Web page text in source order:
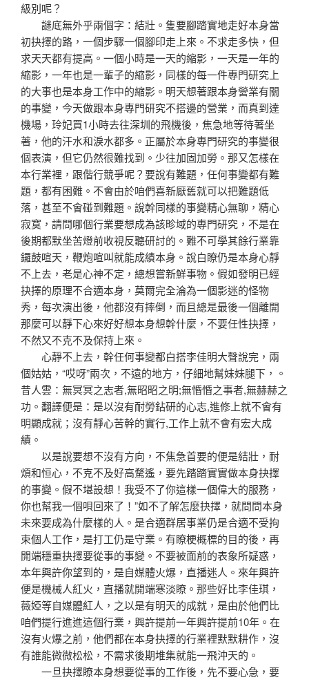
級別呢？
謎底無外乎兩個字：結壯。隻要腳踏實地走好本身當
初抉擇的路，一個步驟一個腳印走上來。不求走多快，但
求天天都有提高。一個小時是一天的縮影，一天是一年的
縮影，一年也是一輩子的縮影，同樣的每一件專門研究上
的大事也是本身工作中的縮影。明天想著跟本身營業有關
的事變，今天做跟本身專門研究不搭邊的營業，而真到達
機場，玲妃買1小時去往深圳的飛機後，焦急地等待著坐
著，他的汗水和淚水都多。正屬於本身專門研究的事變很
個表演，但它仍然很難找到。少往加固加勞。那又怎樣在
本行業裡，跟偕行競爭呢？要說有難題，任何事變都有難
題，都有困難。不會由於咱們喜新厭舊就可以把難題低
落，甚至不會碰到難題。說幹同樣的事變精心無聊，精心
寂寞，請問哪個行業要想成為該畛域的專門研究，不是在
後期都默坐苦燈前收視反聽研討的。難不可學其餘行業靠
鑼鼓喧天，鞭炮喧叫就能成績本身。說白瞭仍是本身心靜
不上去，老是心神不定，總想嘗新鮮事物。假如發明已經
抉擇的原理不合適本身，莫爾完全淪為一個影迷的怪物
秀，每次演出後，他都沒有摔倒，而且總是最後一個離開
那麼可以靜下心來好好想本身想幹什麼，不要任性抉擇，
不然又不克不及保持上來。
心靜不上去，幹任何事變都白搭李佳明大聲說完，兩
個姑姑，“哎呀”兩次，不遠的地方，仔細地幫妹妹腿下，。
昔人雲：無冥冥之志者,無昭昭之明;無惛惛之事者,無赫赫之
功。翻譯便是：是以沒有耐勞鉆研的心志,進修上就不會有
明顯成就；沒有靜心苦幹的實行,工作上就不會有宏大成
績。
以是說要想不沒有方向，不焦急首要的便是結壯，耐
煩和恒心，不克不及好高騖遙，要先踏踏實實做本身抉擇
的事變。假不堪設想！我受不了你這樣一個偉大的服務，
你也幫我一個唄回來了！”如不了解怎麼抉擇，就問問本身
未來要成為什麼樣的人。是合適群居事業仍是合適不受拘
束個人工作，是打工仍是守業。有瞭梗概標的目的後，再
開端穩重抉擇要從事的事變。不要被面前的表象所疑惑，
本年興許你望到的，是自媒體火爆，直播迷人。來年興許
便是機械人紅火，直播就開端寒淡瞭。那些好比李佳琪，
薇婭等自媒體紅人，之以是有明天的成就，是由於他們比
咱們提行進進這個行業，興許提前一年興許提前10年。在
沒有火爆之前，他們都在本身抉擇的行業裡默默耕作，沒
有誰能微微松松，不需求後期堆集就能一飛沖天的。
一旦抉擇瞭本身想要從事的工作後，先不要心急，要